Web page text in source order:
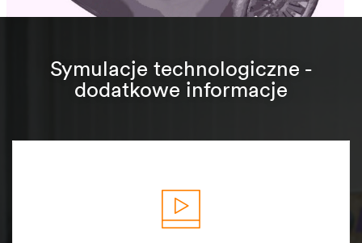
Symulacje technologiczne -
dodatkowe informacje